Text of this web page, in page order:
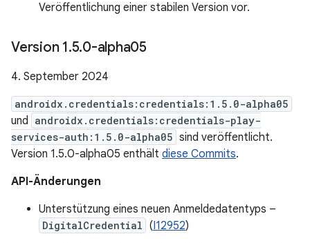
Veröffentlichung einer stabilen Version vor.
Version 1.5.0-alpha05
4. September 2024
androidx.credentials:credentials:1.5.0-alpha05
und androidx.credentials:credentials-play-
services-auth:1.5.0-alpha05 sind veröffentlicht.
Version 1.5.0-alpha05 enthält diese Commits.
API-Änderungen
Unterstützung eines neuen Anmeldedatentyps –
DigitalCredential (I12952)